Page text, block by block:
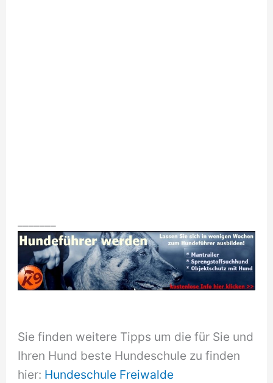
Sie finden weitere Tipps um die für Sie und
Ihren Hund beste Hundeschule zu finden
hier: Hundeschule Freiwalde